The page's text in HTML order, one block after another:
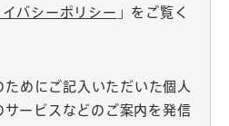
イバシーポリシー 」をご覧く
めにご記入いただいた個人
サービスなどのご案内を発信